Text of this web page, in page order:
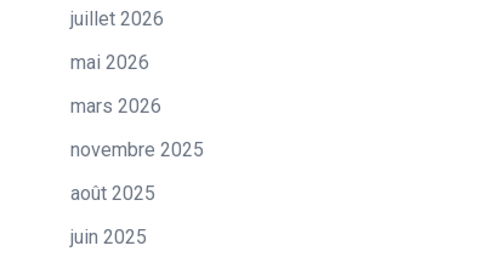
juillet 2026
mai 2026
mars 2026
novembre 2025
août 2025
juin 2025